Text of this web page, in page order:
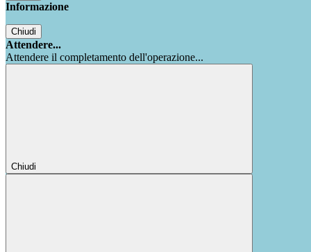
Informazione
Chiudi
Attendere...
Attendere il completamento dell'operazione...
Chiudi